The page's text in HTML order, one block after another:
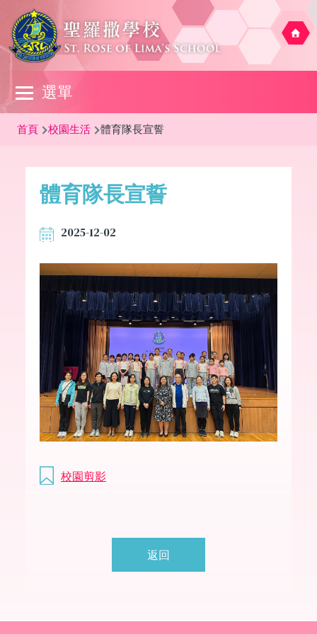
移至主內容
選單
Main
navigation
導
連
首頁 校園生活 體育隊長宣誓
體育隊長宣誓
2025-12-02
校園剪影
返回